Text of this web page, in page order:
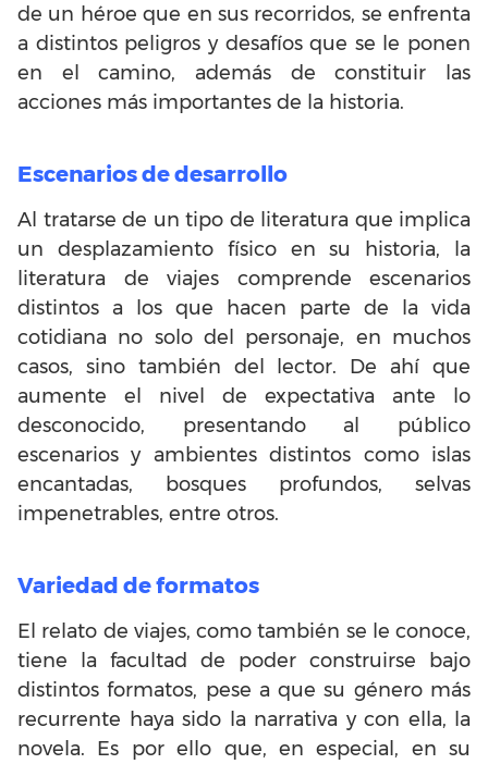
de un héroe que en sus recorridos, se enfrenta
a distintos peligros y desafíos que se le ponen
en el camino, además de constituir las
acciones más importantes de la historia.
Escenarios de desarrollo
Al tratarse de un tipo de literatura que implica
un desplazamiento físico en su historia, la
literatura de viajes comprende escenarios
distintos a los que hacen parte de la vida
cotidiana no solo del personaje, en muchos
casos, sino también del lector. De ahí que
aumente el nivel de expectativa ante lo
desconocido, presentando al público
escenarios y ambientes distintos como islas
encantadas, bosques profundos, selvas
impenetrables, entre otros.
Variedad de formatos
El relato de viajes, como también se le conoce,
tiene la facultad de poder construirse bajo
distintos formatos, pese a que su género más
recurrente haya sido la narrativa y con ella, la
novela. Es por ello que, en especial, en su